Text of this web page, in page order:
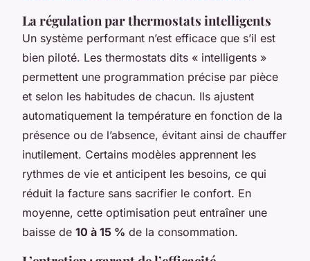
La régulation par thermostats intelligents
Un système performant n’est efficace que s’il est
bien piloté. Les thermostats dits « intelligents »
permettent une programmation précise par pièce
et selon les habitudes de chacun. Ils ajustent
automatiquement la température en fonction de la
présence ou de l’absence, évitant ainsi de chauffer
inutilement. Certains modèles apprennent les
rythmes de vie et anticipent les besoins, ce qui
réduit la facture sans sacrifier le confort. En
moyenne, cette optimisation peut entraîner une
baisse de 10 à 15 % de la consommation.